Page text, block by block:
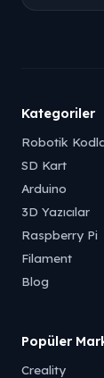
Kategoriler
Robotik
SD Kart
Arduino
3D Yazıcılar
Raspberry Pi
Filament
Blog
Popüler
Creality